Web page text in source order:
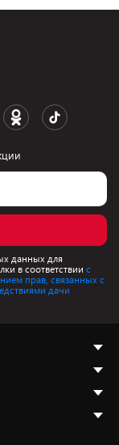
данных для
в соответствии с
прав, связанных с
дачи